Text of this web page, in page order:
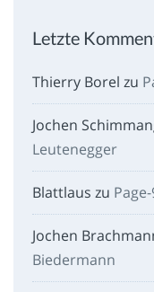
Letzte
Thierry Borel zu
Jochen
Leutenegger
Blattlaus zu
Jochen
Biedermann